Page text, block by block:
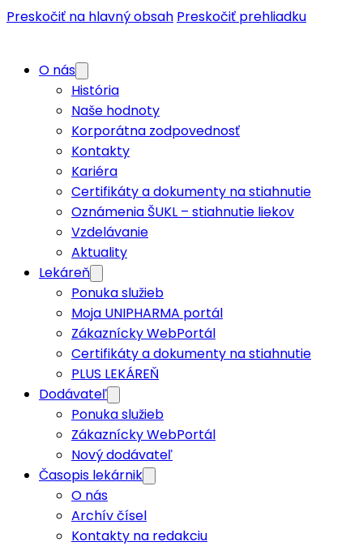
Preskočiť na hlavný obsah Preskočiť prehliadku
O nás
História
Naše hodnoty
Korporátna zodpovednosť
Kontakty
Kariéra
Certifikáty a dokumenty na stiahnutie
Oznámenia ŠUKL – stiahnutie liekov
Vzdelávanie
Aktuality
Lekáreň
Ponuka služieb
Moja UNIPHARMA portál
Zákaznícky WebPortál
Certifikáty a dokumenty na stiahnutie
PLUS LEKÁREŇ
Dodávateľ
Ponuka služieb
Zákaznícky WebPortál
Nový dodávateľ
Časopis lekárnik
O nás
Archív čísel
Kontakty na redakciu